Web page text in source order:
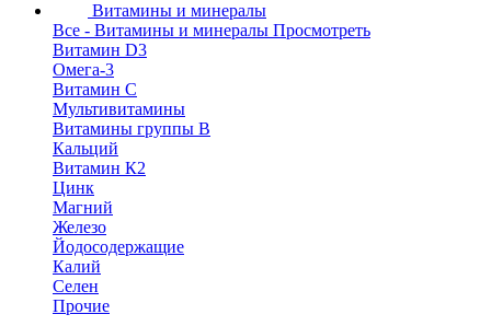
Витамины и минералы
Все - Витамины и минералы Просмотреть
Витамин D3
Омега-3
Витамин С
Мультивитамины
Витамины группы B
Кальций
Витамин К2
Цинк
Магний
Железо
Йодосодержащие
Калий
Селен
Прочие